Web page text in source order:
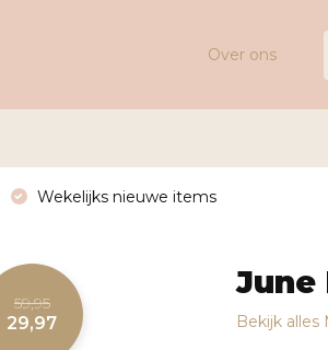
Over ons
Wekelijks nieuwe items
59,95
29,97
June
Bekijk alles